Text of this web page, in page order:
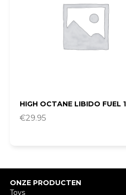
HIGH OCTANE LIBIDO FUEL
€29.95
ONZE PRODUCTEN
Toys